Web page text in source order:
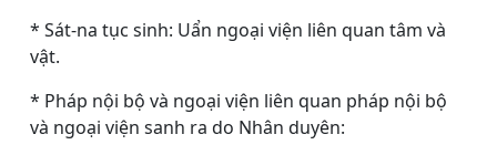
* Sát-na tục sinh: Uẩn ngoại viện liên quan tâm và
vật.
* Pháp nội bộ và ngoại viện liên quan pháp nội bộ
và ngoại viện sanh ra do Nhân duyên: